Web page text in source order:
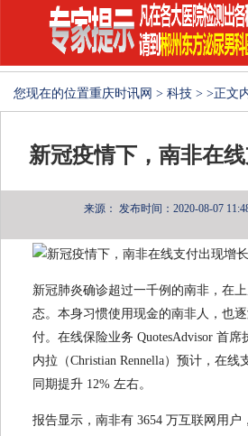
您现在的位置重庆时讯网 > 科技 > >正文
新冠疫情下，南非在
来源： 发布时间：2020-08-07
新冠肺炎确诊超过一千例的南非，在
态。本身习惯使用现金的南非人，也
付。在线保险业务 QuotesAdvisor 首席
内拉（Christian Rennella）预计，在
同期提升 12% 左右。
报告显示，南非有 3654 万互联网用户